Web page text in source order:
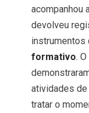
acompanhou
devolveu
instrumentos
formativo.
atividades de
tratar o